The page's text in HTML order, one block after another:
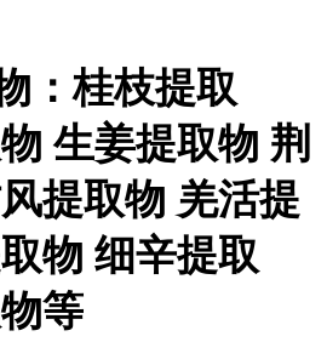
：桂枝提取
生姜提取物 荆
提取物 羌活提
物 细辛提取
等